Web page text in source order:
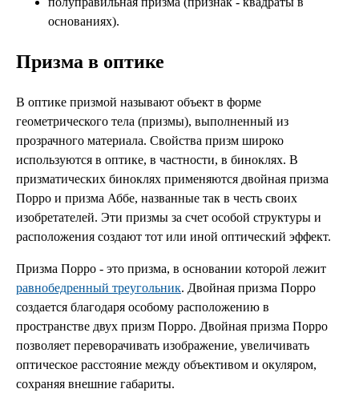
основаниях).
Призма в оптике
В оптике призмой называют объект в форме
геометрического тела (призмы), выполненный из
прозрачного материала. Свойства призм широко
используются в оптике, в частности, в биноклях. В
призматических биноклях применяются двойная призма
Порро и призма Аббе, названные так в честь своих
изобретателей. Эти призмы за счет особой структуры и
расположения создают тот или иной оптический эффект.
Призма Порро - это призма, в основании которой лежит
равнобедренный треугольник. Двойная призма Порро
создается благодаря особому расположению в
пространстве двух призм Порро. Двойная призма Порро
позволяет переворачивать изображение, увеличивать
оптическое расстояние между объективом и окуляром,
сохраняя внешние габариты.